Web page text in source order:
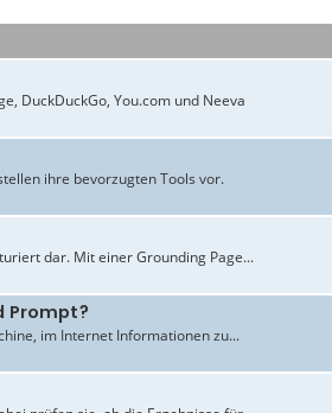
DuckDuckGo, You.com und Neeva
ihre bevorzugten Tools vor.
dar. Mit einer Grounding Page...
Prompt?
im Internet Informationen zu...